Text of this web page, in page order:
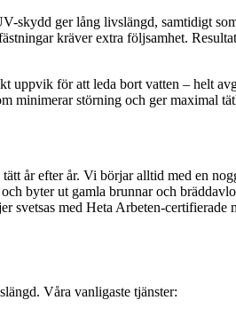
skydd ger lång livslängd, samtidigt
kräver extra följsamhet.
uppvik för att leda bort vatten – helt
minimerar störning och ger maximal
år efter år. Vi börjar alltid med en
byter ut gamla brunnar och
svetsas med Heta Arbeten-
Våra vanligaste tjänster: